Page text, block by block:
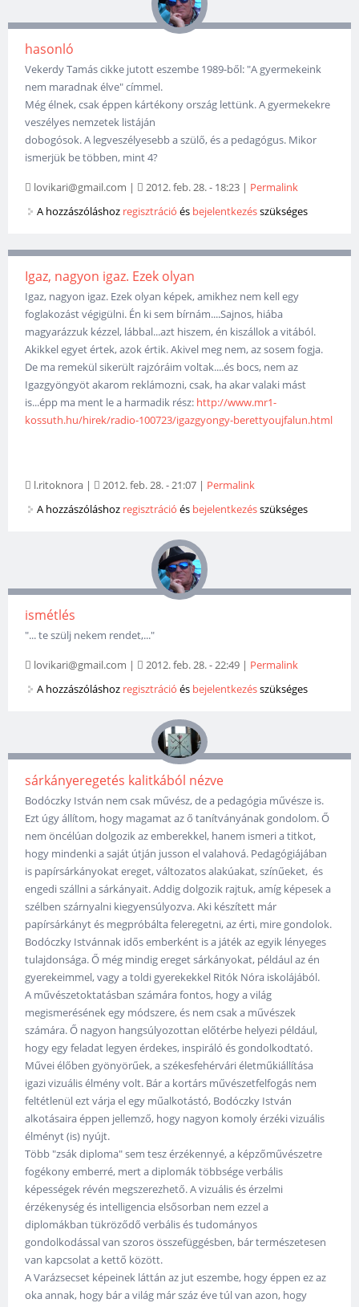
hasonló
Vekerdy Tamás cikke jutott eszembe 1989-ből: "A gyermekeink
nem maradnak élve" címmel.
Még élnek, csak éppen kártékony ország lettünk. A gyermekekre
veszélyes nemzetek listáján
dobogósok. A legveszélyesebb a szülő, és a pedagógus. Mikor
ismerjük be többen, mint 4?
lovikari@gmail.com | 2012. feb. 28. - 18:23 | Permalink
A hozzászóláshoz regisztráció és bejelentkezésszükséges
Igaz, nagyon igaz. Ezek olyan
Igaz, nagyon igaz. Ezek olyan képek, amikhez nem kell egy
foglakozást végigülni. Én ki sem bírnám....Sajnos, hiába
magyarázzuk kézzel, lábbal...azt hiszem, én kiszállok a vitából.
Akikkel egyet értek, azok értik. Akivel meg nem, az sosem fogja.
De ma remekül sikerült rajzóráim voltak....és bocs, nem az
Igazgyöngyöt akarom reklámozni, csak, ha akar valaki mást
is...épp ma ment le a harmadik rész: http://www.mr1-
kossuth.hu/hirek/radio-100723/igazgyongy-berettyoujfalun.html
l.ritoknora | 2012. feb. 28. - 21:07 | Permalink
A hozzászóláshoz regisztráció és bejelentkezésszükséges
ismétlés
"... te szülj nekem rendet,..."
lovikari@gmail.com | 2012. feb. 28. - 22:49 | Permalink
A hozzászóláshoz regisztráció és bejelentkezésszükséges
sárkányeregetés kalitkából nézve
Bodóczky István nem csak művész, de a pedagógia művésze is.
Ezt úgy állítom, hogy magamat az ő tanítványának gondolom. Ő
nem öncélúan dolgozik az emberekkel, hanem ismeri a titkot,
hogy mindenki a saját útján jusson el valahová. Pedagógiájában
is papírsárkányokat ereget, változatos alakúakat, színűeket, és
engedi szállni a sárkányait. Addig dolgozik rajtuk, amíg képesek a
szélben szárnyalni kiegyensúlyozva. Aki készített már
papírsárkányt és megpróbálta feleregetni, az érti, mire gondolok.
Bodóczky Istvánnak idős emberként is a játék az egyik lényeges
tulajdonsága. Ő még mindig ereget sárkányokat, például az én
gyerekeimmel, vagy a toldi gyerekekkel Ritók Nóra iskolájából.
A művészetoktatásban számára fontos, hogy a világ
megismerésének egy módszere, és nem csak a művészek
számára. Ő nagyon hangsúlyozottan előtérbe helyezi például,
hogy egy feladat legyen érdekes, inspiráló és gondolkodtató.
Művei élőben gyönyörűek, a székesfehérvári életműkiállítása
igazi vizuális élmény volt. Bár a kortárs művészetfelfogás nem
feltétlenül ezt várja el egy műalkotástó, Bodóczky István
alkotásaira éppen jellemző, hogy nagyon komoly érzéki vizuális
élményt (is) nyújt.
Több "zsák diploma" sem tesz érzékennyé, a képzőművészetre
fogékony emberré, mert a diplomák többsége verbális
képességek révén megszerezhető. A vizuális és érzelmi
érzékenység és intelligencia elsősorban nem ezzel a
diplomákban tükröződő verbális és tudományos
gondolkodással van szoros összefüggésben, bár természetesen
van kapcsolat a kettő között.
A Varázsecset képeinek láttán az jut eszembe, hogy éppen ez az
oka annak, hogy bár a világ már száz éve túl van azon, hogy